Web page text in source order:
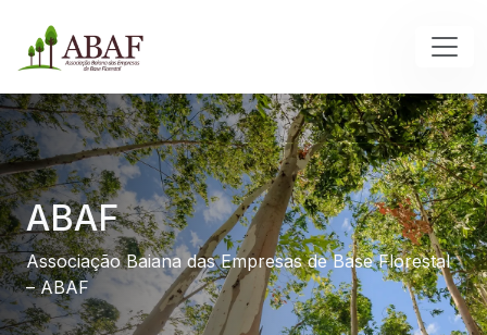
ABAF
Associação Baiana das Empresas de Base Florestal
– ABAF